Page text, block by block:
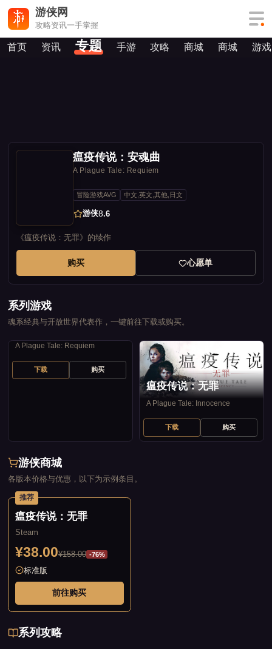
游侠网
攻略资讯一手掌握
首页 资讯 专题 手游 攻略 商城 商城 游戏
瘟疫传说：安魂曲
A Plague Tale: Requiem
冒险游戏AVG 中文,英文,其他,日文
游侠8.6
《瘟疫传说：无罪》的续作
购买 心愿单
系列游戏
魂系经典与开放世界代表作，一键前往下载或购买。
瘟疫传说：安魂曲
A Plague Tale: Requiem
下载 购买
瘟疫传说：无罪
A Plague Tale: Innocence
下载 购买
游侠商城
各版本价格与优惠，以下为示例条目。
推荐
瘟疫传说：无罪
Steam
¥38.00¥158.00 -76%
标准版
前往购买
系列攻略